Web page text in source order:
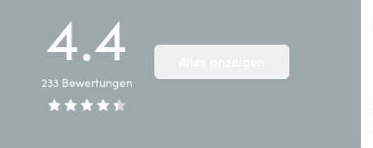
4.4
233 Bewertungen